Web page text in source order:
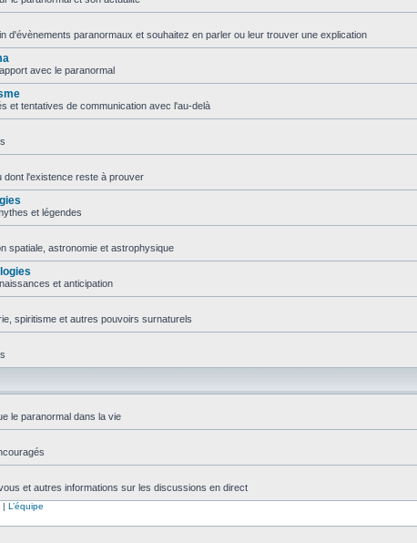
d'évènements paranormaux et souhaitez en parler ou leur trouver une explication
avec le paranormal
et tentatives de communication avec l'au-delà
dont l'existence reste à prouver
et légendes
spatiale, astronomie et astrophysique
et anticipation
spiritisme et autres pouvoirs surnaturels
le paranormal dans la vie
et autres informations sur les discussions en direct
| L’équipe